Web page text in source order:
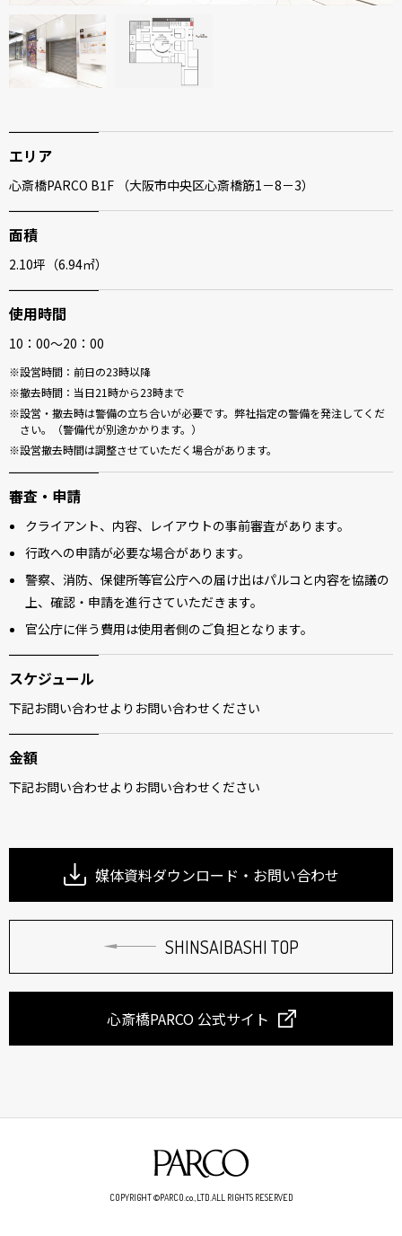
エリア
心斎橋PARCO B1F （大阪市中央区心斎橋筋1－8－3）
面積
2.10坪（6.94㎡）​
使用時間
10：00～20：00
設営時間：前日の23時以降
撤去時間：当日21時から23時まで
設営・撤去時は警備の立ち合いが必要です。弊社指定の警備を発注してくだ
さい。（警備代が別途かかります。）
設営撤去時間は調整させていただく場合があります。
審査・申請
クライアント、内容、レイアウトの事前審査があります。
行政への申請が必要な場合があります。
警察、消防、保健所等官公庁への届け出はパルコと内容を協議の
上、確認・申請を進行さていただきます。
官公庁に伴う費用は使用者側のご負担となります。
スケジュール
下記お問い合わせよりお問い合わせください
金額
下記お問い合わせよりお問い合わせください
媒体資料ダウンロード・お問い合わせ
SHINSAIBASHI TOP
心斎橋PARCO 公式サイト
COPYRIGHT ©PARCO.co.,LTD.ALL RIGHTS RESERVED